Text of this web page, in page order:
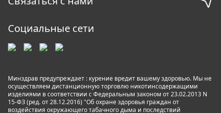
Социальные сети
Минздрав предупреждает : курение вредит вашему здоровью. Мы не
осуществляем дистанционную торговлю никотинсодержащими
изделиями в соответствии с Федеральным законом от 23.02.2013 N
15-ФЗ (ред. от 28.12.2016) "Об охране здоровья граждан от
воздействия окружающего табачного дыма и последствий